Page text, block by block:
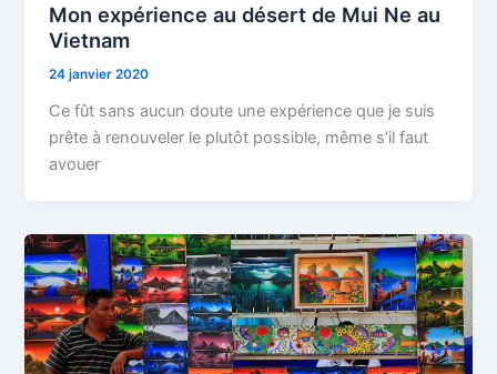
Mon expérience au désert de Mui Ne au
Vietnam
24 janvier 2020
Ce fût sans aucun doute une expérience que je suis
prête à renouveler le plutôt possible, même s’il faut
avouer